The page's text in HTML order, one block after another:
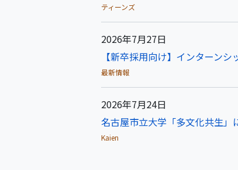
ティーンズ
2026年7月27日
【新卒採用向け】インターン
最新情報
2026年7月24日
名古屋市立大学「多文化共生
Kaien